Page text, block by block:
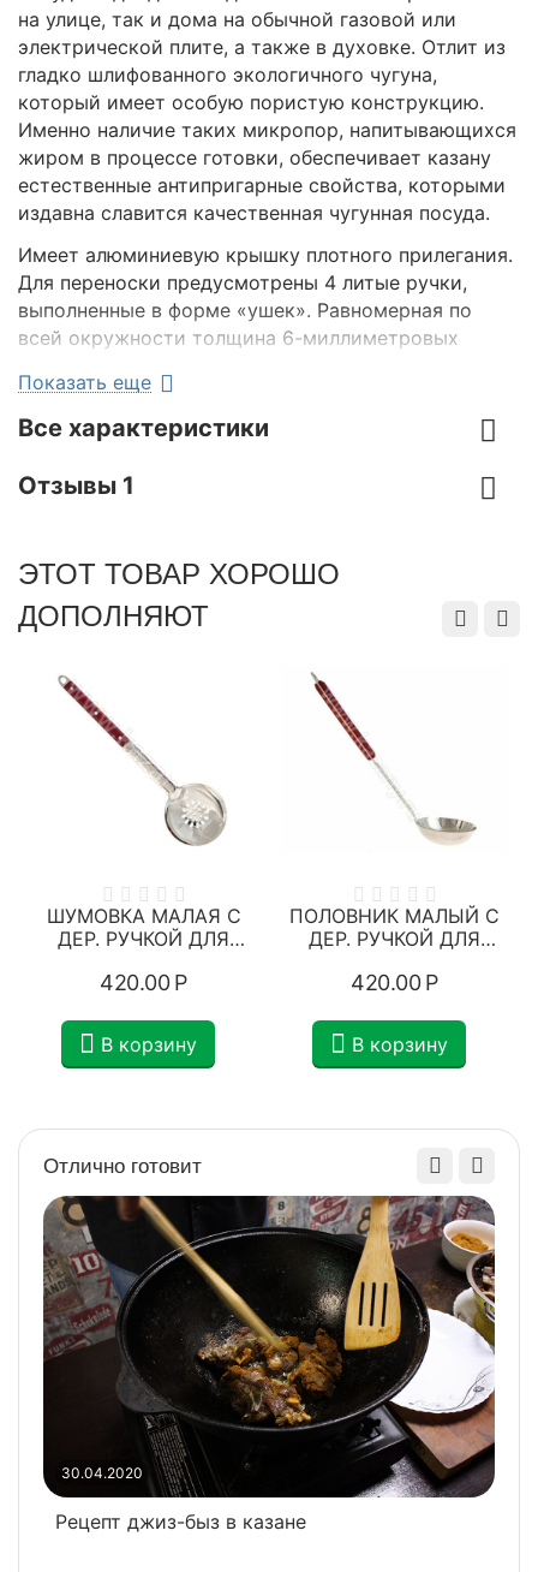
на улице, так и дома на обычной газовой или
электрической плите, а также в духовке. Отлит из
гладко шлифованного экологичного чугуна,
который имеет особую пористую конструкцию.
Именно наличие таких микропор, напитывающихся
жиром в процессе готовки, обеспечивает казану
естественные антипригарные свойства, которыми
издавна славится качественная чугунная посуда.
Имеет алюминиевую крышку плотного прилегания.
Для переноски предусмотрены 4 литые ручки,
выполненные в форме «ушек». Равномерная по
всей окружности толщина 6-миллиметровых
тепла, которое очень важно для приготовления
настоящего узбекского плова и всех других
восточных блюд. Способен поддерживать
температуру на протяжении длительного времени
после снятия с огня.
Показать еще
Все характеристики
Отзывы 1
ЭТОТ ТОВАР ХОРОШО
ДОПОЛНЯЮТ
ШУМОВКА МАЛАЯ С
ДЕР. РУЧКОЙ ДЛЯ
ЛИТРОВ
420.00 Р
В корзину
ПОЛОВНИК МАЛЫЙ С
ДЕР. РУЧКОЙ ДЛЯ
ЛИТРОВ
420.00 Р
В корзину
Отлично готовит
30.04.2020
Рецепт джиз-быз в казане